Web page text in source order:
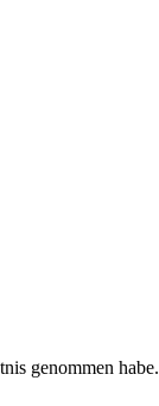
genommen habe.